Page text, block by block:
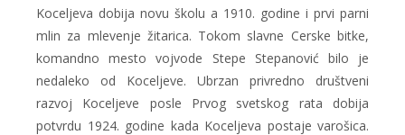
Koceljeva dobija novu školu a 1910. godine i prvi parni
mlin za mlevenje žitarica. Tokom slavne Cerske bitke,
komandno mesto vojvode Stepe Stepanović bilo je
nedaleko od Koceljeve. Ubrzan privredno društveni
razvoj Koceljeve posle Prvog svetskog rata dobija
potvrdu 1924. godine kada Koceljeva postaje varošica.